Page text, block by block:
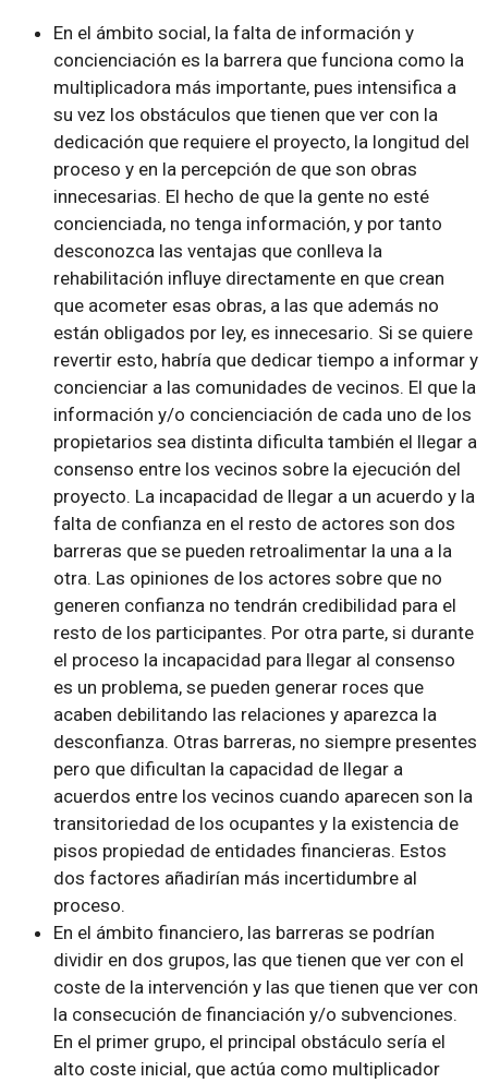
En el ámbito social, la falta de información y
concienciación es la barrera que funciona como la
multiplicadora más importante, pues intensifica a
su vez los obstáculos que tienen que ver con la
dedicación que requiere el proyecto, la longitud del
proceso y en la percepción de que son obras
innecesarias. El hecho de que la gente no esté
concienciada, no tenga información, y por tanto
desconozca las ventajas que conlleva la
rehabilitación influye directamente en que crean
que acometer esas obras, a las que además no
están obligados por ley, es innecesario. Si se quiere
revertir esto, habría que dedicar tiempo a informar y
concienciar a las comunidades de vecinos. El que la
información y/o concienciación de cada uno de los
propietarios sea distinta dificulta también el llegar a
consenso entre los vecinos sobre la ejecución del
proyecto. La incapacidad de llegar a un acuerdo y la
falta de confianza en el resto de actores son dos
barreras que se pueden retroalimentar la una a la
otra. Las opiniones de los actores sobre que no
generen confianza no tendrán credibilidad para el
resto de los participantes. Por otra parte, si durante
el proceso la incapacidad para llegar al consenso
es un problema, se pueden generar roces que
acaben debilitando las relaciones y aparezca la
desconfianza. Otras barreras, no siempre presentes
pero que dificultan la capacidad de llegar a
acuerdos entre los vecinos cuando aparecen son la
transitoriedad de los ocupantes y la existencia de
pisos propiedad de entidades financieras. Estos
dos factores añadirían más incertidumbre al
proceso.
En el ámbito financiero, las barreras se podrían
dividir en dos grupos, las que tienen que ver con el
coste de la intervención y las que tienen que ver con
la consecución de financiación y/o subvenciones.
En el primer grupo, el principal obstáculo sería el
alto coste inicial, que actúa como multiplicador